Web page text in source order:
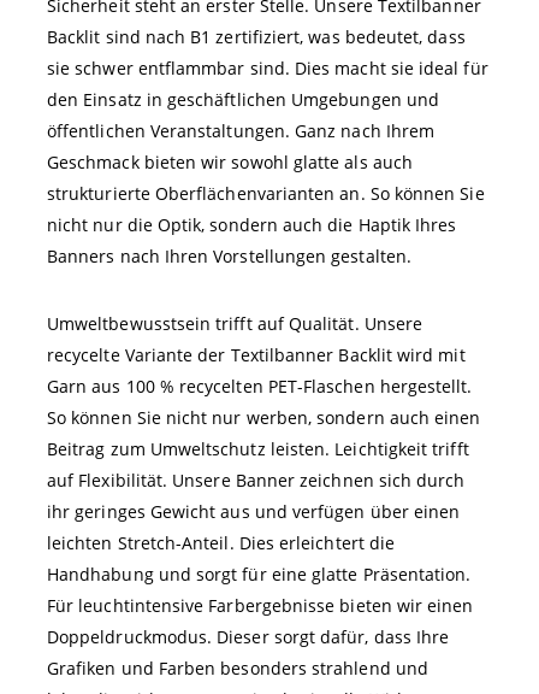
Sicherheit steht an erster Stelle. Unsere Textilbanner
Backlit sind nach B1 zertifiziert, was bedeutet, dass
sie schwer entflammbar sind. Dies macht sie ideal für
den Einsatz in geschäftlichen Umgebungen und
öffentlichen Veranstaltungen. Ganz nach Ihrem
Geschmack bieten wir sowohl glatte als auch
strukturierte Oberflächenvarianten an. So können Sie
nicht nur die Optik, sondern auch die Haptik Ihres
Banners nach Ihren Vorstellungen gestalten.
Umweltbewusstsein trifft auf Qualität. Unsere
recycelte Variante der Textilbanner Backlit wird mit
Garn aus 100 % recycelten PET-Flaschen hergestellt.
So können Sie nicht nur werben, sondern auch einen
Beitrag zum Umweltschutz leisten. Leichtigkeit trifft
auf Flexibilität. Unsere Banner zeichnen sich durch
ihr geringes Gewicht aus und verfügen über einen
leichten Stretch-Anteil. Dies erleichtert die
Handhabung und sorgt für eine glatte Präsentation.
Für leuchtintensive Farbergebnisse bieten wir einen
Doppeldruckmodus. Dieser sorgt dafür, dass Ihre
Grafiken und Farben besonders strahlend und